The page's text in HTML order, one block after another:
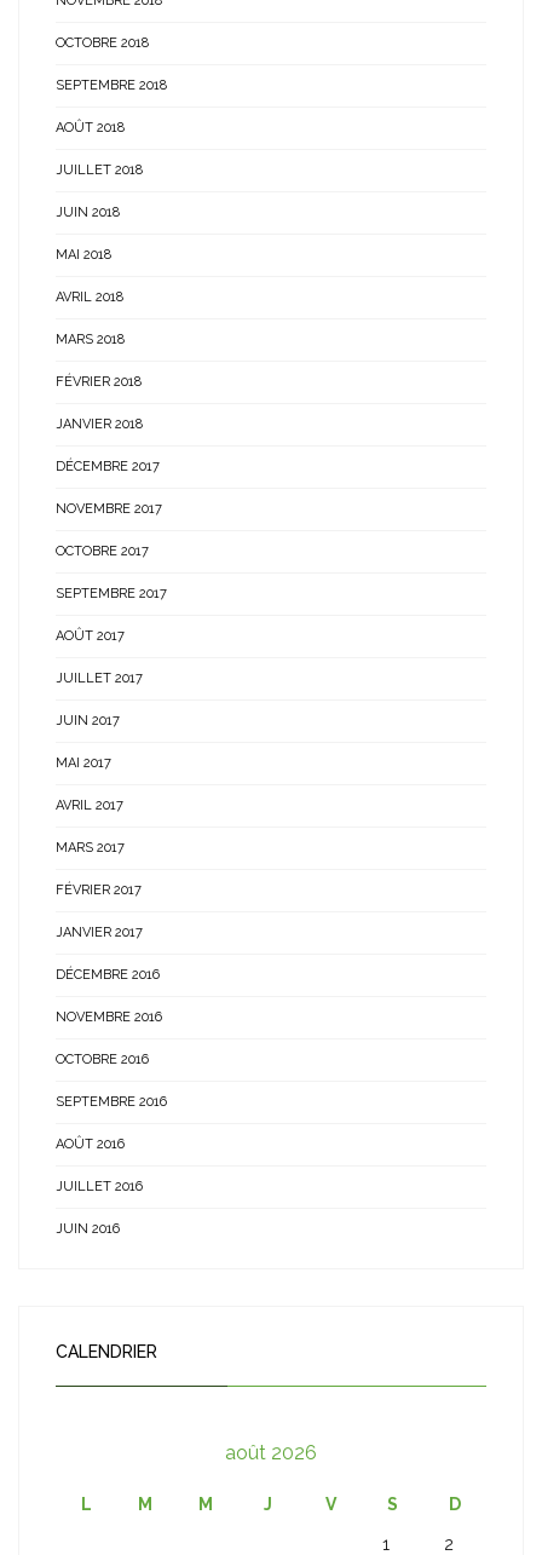
OCTOBRE 2018
SEPTEMBRE 2018
AOÛT 2018
JUILLET 2018
JUIN 2018
MAI 2018
AVRIL 2018
MARS 2018
FÉVRIER 2018
JANVIER 2018
DÉCEMBRE 2017
NOVEMBRE 2017
OCTOBRE 2017
SEPTEMBRE 2017
AOÛT 2017
JUILLET 2017
JUIN 2017
MAI 2017
AVRIL 2017
MARS 2017
FÉVRIER 2017
JANVIER 2017
DÉCEMBRE 2016
NOVEMBRE 2016
OCTOBRE 2016
SEPTEMBRE 2016
AOÛT 2016
JUILLET 2016
JUIN 2016
CALENDRIER
août 2026
L M M J V S D
1 2